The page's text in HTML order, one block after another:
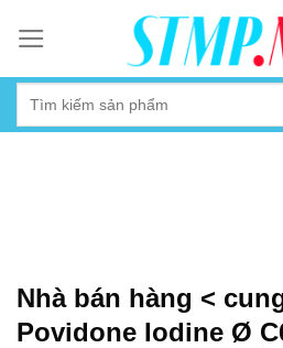
content
Nhà bán hàng <
Povidone Iodine Ø